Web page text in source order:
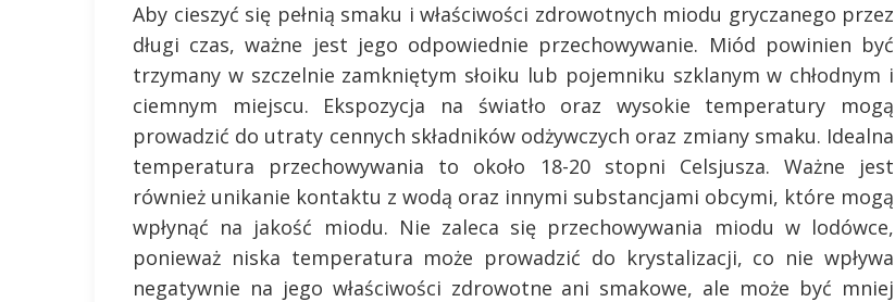
Aby cieszyć się pełnią smaku i właściwości zdrowotnych miodu gryczanego przez
długi czas, ważne jest jego odpowiednie przechowywanie. Miód powinien być
trzymany w szczelnie zamkniętym słoiku lub pojemniku szklanym w chłodnym i
ciemnym miejscu. Ekspozycja na światło oraz wysokie temperatury mogą
prowadzić do utraty cennych składników odżywczych oraz zmiany smaku. Idealna
temperatura przechowywania to około 18-20 stopni Celsjusza. Ważne jest
również unikanie kontaktu z wodą oraz innymi substancjami obcymi, które mogą
wpłynąć na jakość miodu. Nie zaleca się przechowywania miodu w lodówce,
ponieważ niska temperatura może prowadzić do krystalizacji, co nie wpływa
negatywnie na jego właściwości zdrowotne ani smakowe, ale może być mniej